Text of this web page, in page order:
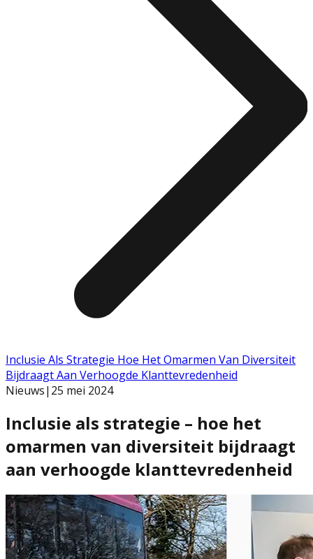
Inclusie Als Strategie Hoe Het Omarmen Van Diversiteit
Bijdraagt Aan Verhoogde Klanttevredenheid
Nieuws| 25 mei 2024
Inclusie als strategie – hoe het
omarmen van diversiteit bijdraagt
aan verhoogde klanttevredenheid